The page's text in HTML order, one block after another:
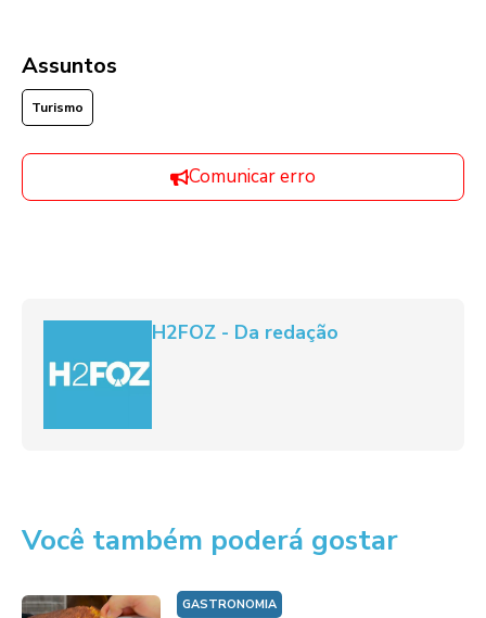
Assuntos
Turismo
Comunicar erro
H2FOZ - Da redação
Você também poderá gostar
GASTRONOMIA